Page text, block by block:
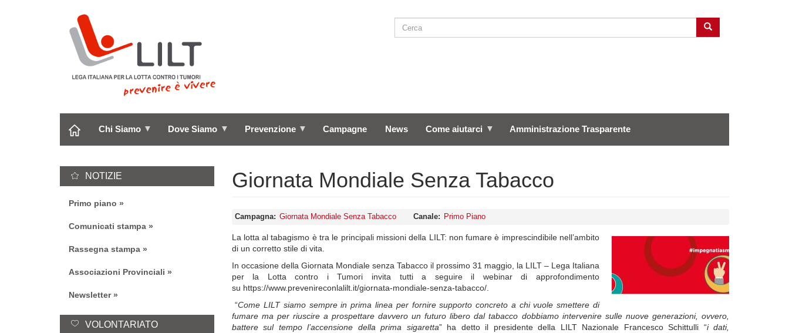
SEARCH Cerca
Chi Siamo Dove Siamo Prevenzione Campagne News Come aiutarci Amministrazione Trasparente
NOTIZIE
Primo piano
Comunicati stampa
Rassegna stampa
Associazioni Provinciali
Newsletter
VOLONTARIATO
Giornata Mondiale Senza Tabacco
Campagna Giornata Mondiale Senza Tabacco Canale Primo Piano
La lotta al tabagismo è tra le principali missioni della LILT: non fumare è imprescindibile nell’ambito
di un corretto stile di vita.
In occasione della Giornata Mondiale senza Tabacco il prossimo 31 maggio, la LILT – Lega Italiana
per la Lotta contro i Tumori invita tutti a seguire il webinar di approfondimento
su https://www.prevenireconlalilt.it/giornata-mondiale-senza-tabacco/.
“Come LILT siamo sempre in prima linea per fornire supporto concreto a chi vuole smettere di
fumare ma per riuscire a prospettare davvero un futuro libero dal tabacco dobbiamo intervenire sulle nuove generazioni, ovvero,
battere sul tempo l’accensione della prima sigaretta” ha detto il presidente della LILT Nazionale Francesco Schittulli “i dati,